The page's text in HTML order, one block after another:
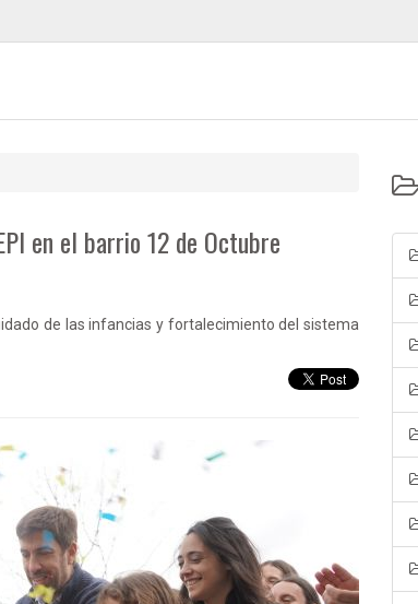
en el barrio 12 de Octubre
de las infancias y fortalecimiento del sistema